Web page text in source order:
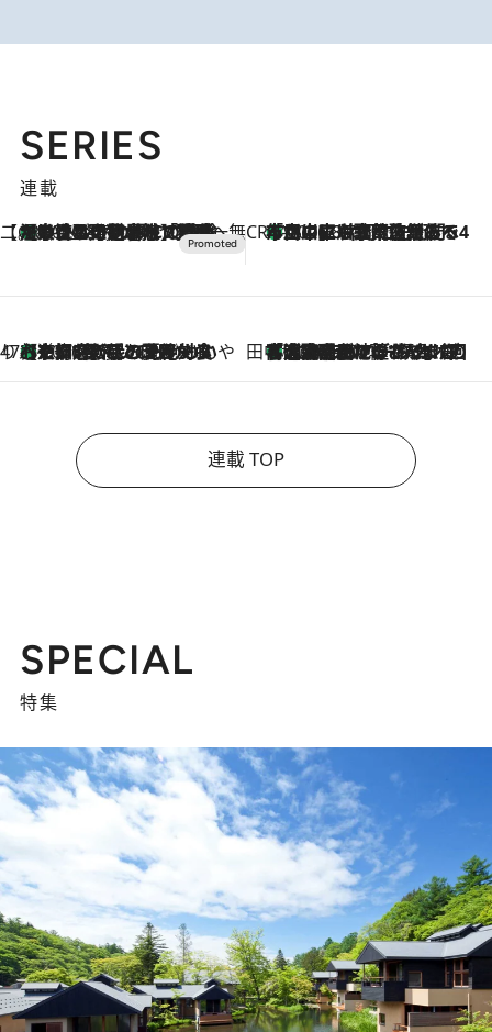
SERIES
連載
【CREA×星野リゾート】唯一無二。癒しと発見が待つ場所へ
2026.8.7
【トンボの足水浴】ヒノキの香りに包まれて涼感マックス！約13℃の湧水かけ流しを避暑地「星野温泉 トンボの湯」で体験 CREA'S CHOICE
2026.8.7
「立川にも歌舞伎があるんだよ」 片岡仁左衛門・市川中車ら豪華座組みで4年目の立川立飛歌舞伎へ
47都道府県の手みやげ ひんやりスイーツで夏を満喫
2026.8.7
【京都府】この夏絶対食べたい 冷やしておいしいおやつ3選 ひと口目から心を掴む新緑のテリーヌ 田中稲の勝手に再ブーム
2026.8.7
「湘南乃風に憧れて」観客大盛上がりの“タオル回し”に、ラッパー顔負けの高速歌唱まで…さだまさし（74）のアグレッシブすぎる現在地
連載 TOP
SPECIAL
特集